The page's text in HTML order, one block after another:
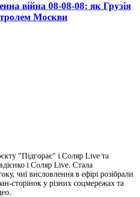
війна 08-08-08: як Грузія
Москви
"Підгорає" і Соляр Live та
і Соляр Live. Стала
чиї висловлення в ефірі розібрали
сторінок у різних соцмережах та